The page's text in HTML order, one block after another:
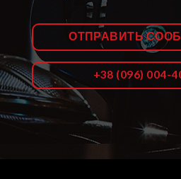
ОТПРАВИТЬ
+38 (096) 004-